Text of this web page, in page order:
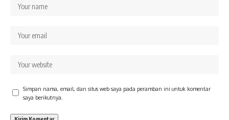
Simpan nama, email, dan situs web saya pada peramban ini untuk komentar
saya berikutnya.